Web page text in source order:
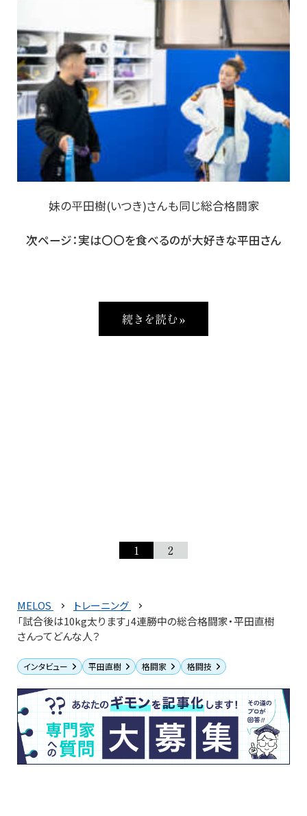
妹の平田樹(いつき)さんも同じ総合格闘家
次ページ：実は〇〇を食べるのが大好きな平田さん
続きを読む »
1 2
MELOS
トレーニング
「試合後は10kg太ります」4連勝中の総合格闘家・平田直樹
さんってどんな人？
インタビュー 平田直樹 格闘家 格闘技